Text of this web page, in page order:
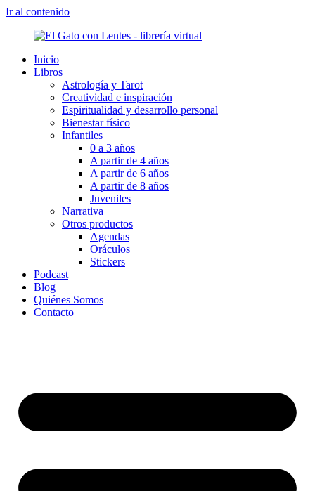
Ir al contenido
Inicio
Libros
Astrología y Tarot
Creatividad e inspiración
Espiritualidad y desarrollo personal
Bienestar físico
Infantiles
0 a 3 años
A partir de 4 años
A partir de 6 años
A partir de 8 años
Juveniles
Narrativa
Otros productos
Agendas
Oráculos
Stickers
Podcast
Blog
Quiénes Somos
Contacto